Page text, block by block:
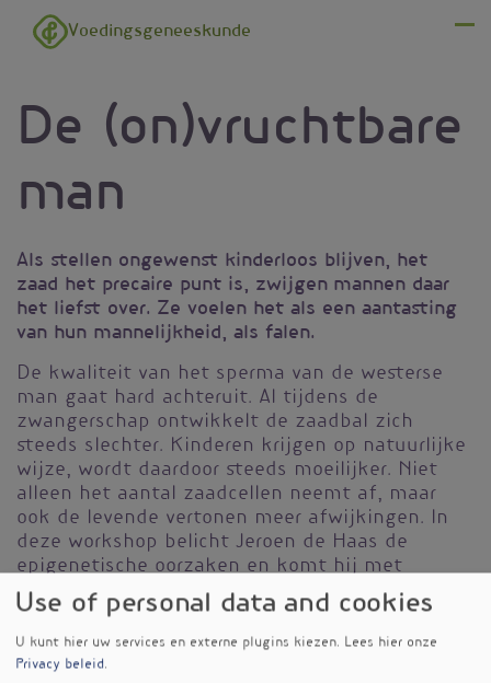
Overslaan en naar de inhoud gaan
Voedingsgeneeskunde
De (on)vruchtbare
man
Als stellen ongewenst kinderloos blijven, het
zaad het precaire punt is, zwijgen mannen daar
het liefst over. Ze voelen het als een aantasting
van hun mannelijkheid, als falen.
De kwaliteit van het sperma van de westerse
man gaat hard achteruit. Al tijdens de
zwangerschap ontwikkelt de zaadbal zich
steeds slechter. Kinderen krijgen op natuurlijke
wijze, wordt daardoor steeds moeilijker. Niet
alleen het aantal zaadcellen neemt af, maar
ook de levende vertonen meer afwijkingen. In
deze workshop belicht Jeroen de Haas de
epigenetische oorzaken en komt hij met
(orthomoleculaire) interventies.
Jeroen de Haas is orthomoleculair therapeut
Use of personal data and cookies
U kunt hier uw services en externe plugins kiezen. Lees hier onze
Privacy beleid.